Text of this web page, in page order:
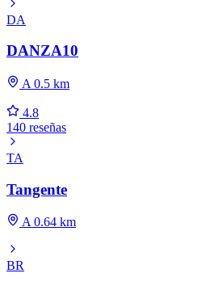
DA
DANZA10
A 0.5 km
4.8
140 reseñas
TA
Tangente
A 0.64 km
BR